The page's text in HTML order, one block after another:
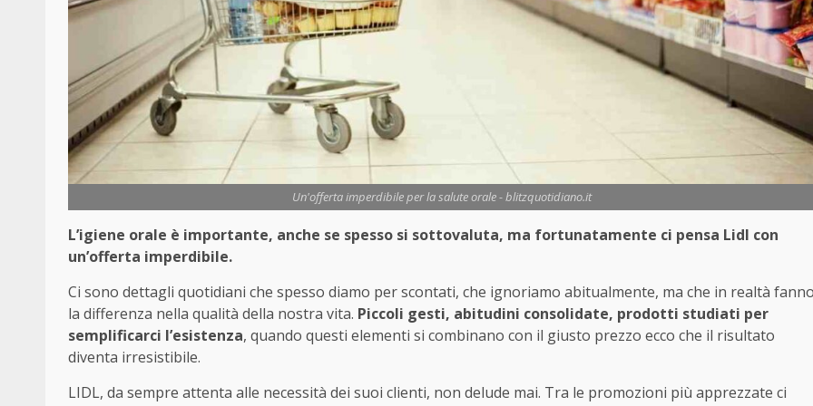
Un'offerta imperdibile per la salute orale - blitzquotidiano.it
L’igiene orale è importante, anche se spesso si sottovaluta, ma fortunatamente ci pensa Lidl con
un’offerta imperdibile.
Ci sono dettagli quotidiani che spesso diamo per scontati, che ignoriamo abitualmente, ma che in realtà
la differenza nella qualità della nostra vita. Piccoli gesti, abitudini consolidate, prodotti studiati per
semplificarci l’esistenza, quando questi elementi si combinano con il giusto prezzo ecco che il risultato
diventa irresistibile.
LIDL, da sempre attenta alle necessità dei suoi clienti, non delude mai. Tra le promozioni più apprezzate ci